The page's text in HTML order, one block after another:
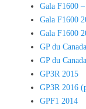
Gala F1600
Gala F1600
Gala F1600
GP du
GP du
GP3R 2015
GP3R 2016
GPF1 2014